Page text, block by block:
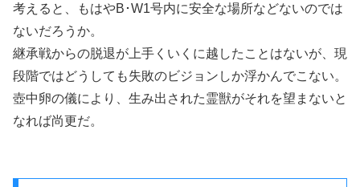
考えると、もはやB･W1号内に安全な場所などないのでは
ないだろうか。
継承戦からの脱退が上手くいくに越したことはないが、現
段階ではどうしても失敗のビジョンしか浮かんでこない。
壺中卵の儀により、生み出された霊獣がそれを望まないと
なれば尚更だ。